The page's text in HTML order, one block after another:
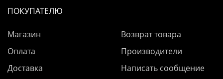
ПОКУПАТЕЛЮ
Магазин
Оплата
Доставка
Возврат товара
Производители
Написать сообщение